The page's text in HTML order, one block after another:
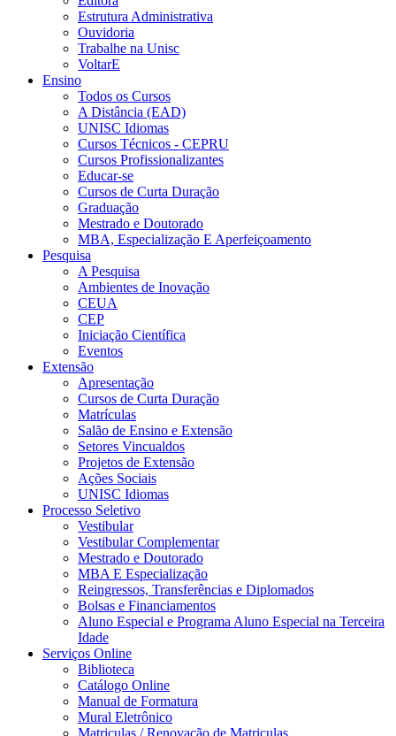
Estrutura Administrativa
Ouvidoria
Trabalhe na Unisc
VoltarE
Ensino
Todos os Cursos
A Distância (EAD)
UNISC Idiomas
Cursos Técnicos - CEPRU
Cursos Profissionalizantes
Educar-se
Cursos de Curta Duração
Graduação
Mestrado e Doutorado
MBA, Especialização E Aperfeiçoamento
Pesquisa
A Pesquisa
Ambientes de Inovação
CEUA
CEP
Iniciação Científica
Eventos
Extensão
Apresentação
Cursos de Curta Duração
Matrículas
Salão de Ensino e Extensão
Setores Vincualdos
Projetos de Extensão
Ações Sociais
UNISC Idiomas
Processo Seletivo
Vestibular
Vestibular Complementar
Mestrado e Doutorado
MBA E Especialização
Reingressos, Transferências e Diplomados
Bolsas e Financiamentos
Aluno Especial e Programa Aluno Especial na Terceira
Idade
Serviços Online
Biblioteca
Catálogo Online
Manual de Formatura
Mural Eletrônico
Matriculas / Renovação de Matriculas